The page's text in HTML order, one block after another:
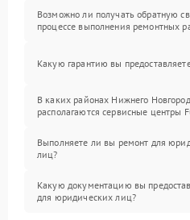
Возможно ли получать обратную
процессе выполнения ремонтных
Какую гарантию вы
В каких районах Нижнего
располагаются сервисные центры
Выполняете ли вы ремонт для
лиц?
Какую документацию вы
для юридических лиц?